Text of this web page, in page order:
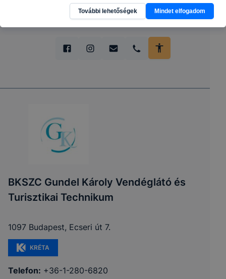
BKSZC Gundel Károly Vendéglátó és
Turisztikai Technikum
1097 Budapest, Ecseri út 7.
KRÉTA
Telefon: +36-1-280-6820
További lehetőségek Mindet elfogadom